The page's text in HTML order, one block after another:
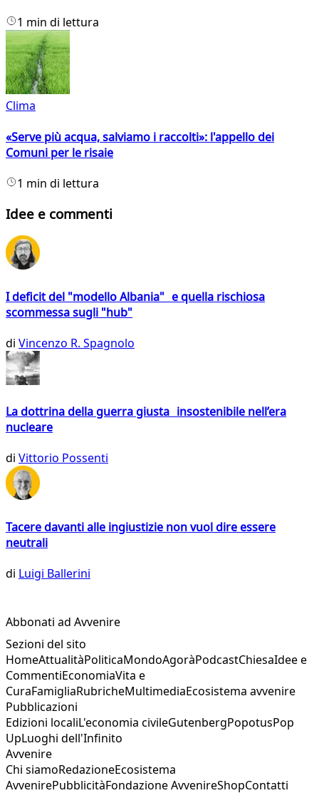
1 min di lettura
Clima
«Serve più acqua, salviamo i raccolti»: l'appello dei
Comuni per le risaie
1 min di lettura
Idee e commenti
I deficit del "modello Albania" e quella rischiosa
scommessa sugli "hub"
di Vincenzo R. Spagnolo
La dottrina della guerra giusta insostenibile nell’era
nucleare
di Vittorio Possenti
Tacere davanti alle ingiustizie non vuol dire essere
neutrali
di Luigi Ballerini
Abbonati ad Avvenire
Sezioni del sito
HomeAttualitàPoliticaMondoAgoràPodcastChiesaIdee e
CommentiEconomiaVita e
CuraFamigliaRubricheMultimediaEcosistema avvenire
Pubblicazioni
Edizioni localiL'economia civileGutenbergPopotusPop
UpLuoghi dell'Infinito
Avvenire
Chi siamoRedazioneEcosistema
AvvenirePubblicitàFondazione AvvenireShopContatti